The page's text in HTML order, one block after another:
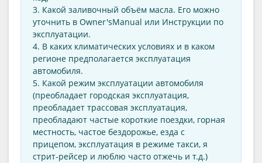
3. Какой заливочный объём масла. Его можно
уточнить в Оwner'sManual или Инструкции по
эксплуатации.
4. В каких климатических условиях и в каком
регионе предполагается эксплуатация
автомобиля.
5. Какой режим эксплуатации автомобиля
(преобладает городская эксплуатация,
преобладает трассовая эксплуатация,
преобладают частые короткие поездки, горная
местность, частое бездорожье, езда с
прицепом, эксплуатация в режиме такси, я
стрит-рейсер и люблю часто отжечь и т.д.)